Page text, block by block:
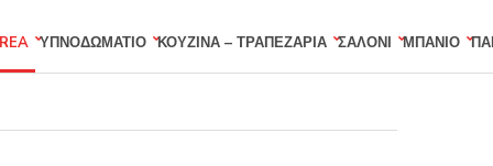
ΥΠΝΟΔΩΜΑΤΙΟ ΚΟΥΖΙΝΑ – ΤΡΑΠΕΖΑΡΙΑ ΣΑΛΟΝΙ ΜΠΑΝΙΟ